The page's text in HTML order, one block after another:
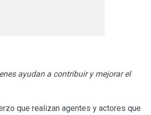
ayudan a contribuir y mejorar el
que realizan agentes y actores que